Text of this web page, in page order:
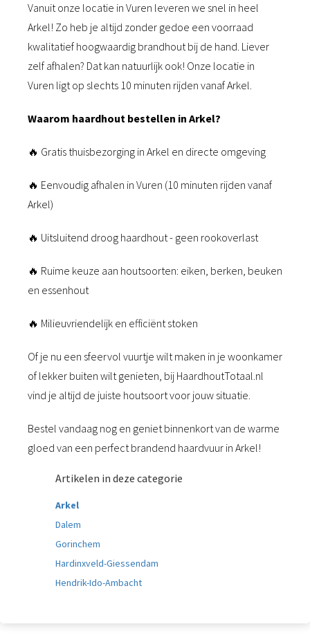
Vanuit onze locatie in Vuren leveren we snel in heel
Arkel! Zo heb je altijd zonder gedoe een voorraad
kwalitatief hoogwaardig brandhout bij de hand. Liever
zelf afhalen? Dat kan natuurlijk ook! Onze locatie in
Vuren ligt op slechts 10 minuten rijden vanaf Arkel.
Waarom haardhout bestellen in Arkel?
🔥 Gratis thuisbezorging in Arkel en directe omgeving
🔥 Eenvoudig afhalen in Vuren (10 minuten rijden vanaf
Arkel)
🔥 Uitsluitend droog haardhout - geen rookoverlast
🔥 Ruime keuze aan houtsoorten: eiken, berken, beuken
en essenhout
🔥 Milieuvriendelijk en efficiënt stoken
Of je nu een sfeervol vuurtje wilt maken in je woonkamer
of lekker buiten wilt genieten, bij HaardhoutTotaal.nl
vind je altijd de juiste houtsoort voor jouw situatie.
Bestel vandaag nog en geniet binnenkort van de warme
gloed van een perfect brandend haardvuur in Arkel!
Artikelen in deze categorie
Arkel
Dalem
Gorinchem
Hardinxveld-Giessendam
Hendrik-Ido-Ambacht